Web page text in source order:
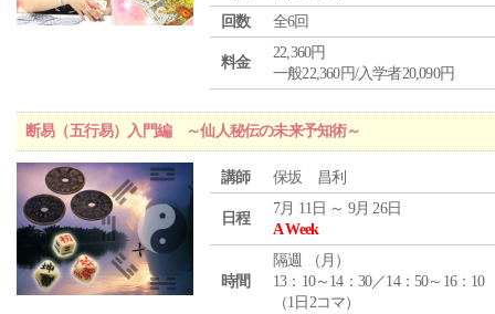
回数
全6回
料金
22,360円
一般22,360円/入学者20,090円
断易（五行易）入門編 ～仙人秘伝の未来予知術～
講師 保坂 昌利
日程
7月 11日 ～ 9月 26日
A Week
時間
隔週 （ 月 ）
13：10～14：30／14：50～16：10
（1日2コマ）